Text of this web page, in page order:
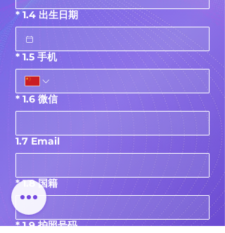
* 1.4 出生日期
* 1.5 手机
* 1.6 微信
1.7 Email
* 1.8 国籍
* 1.9 护照号码